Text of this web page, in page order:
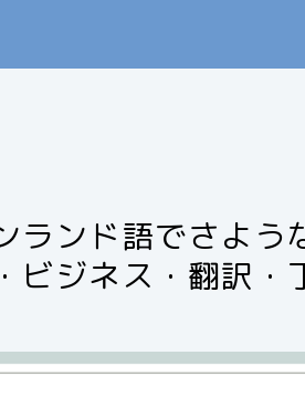
ランド語でさよ
ビジネス・翻訳